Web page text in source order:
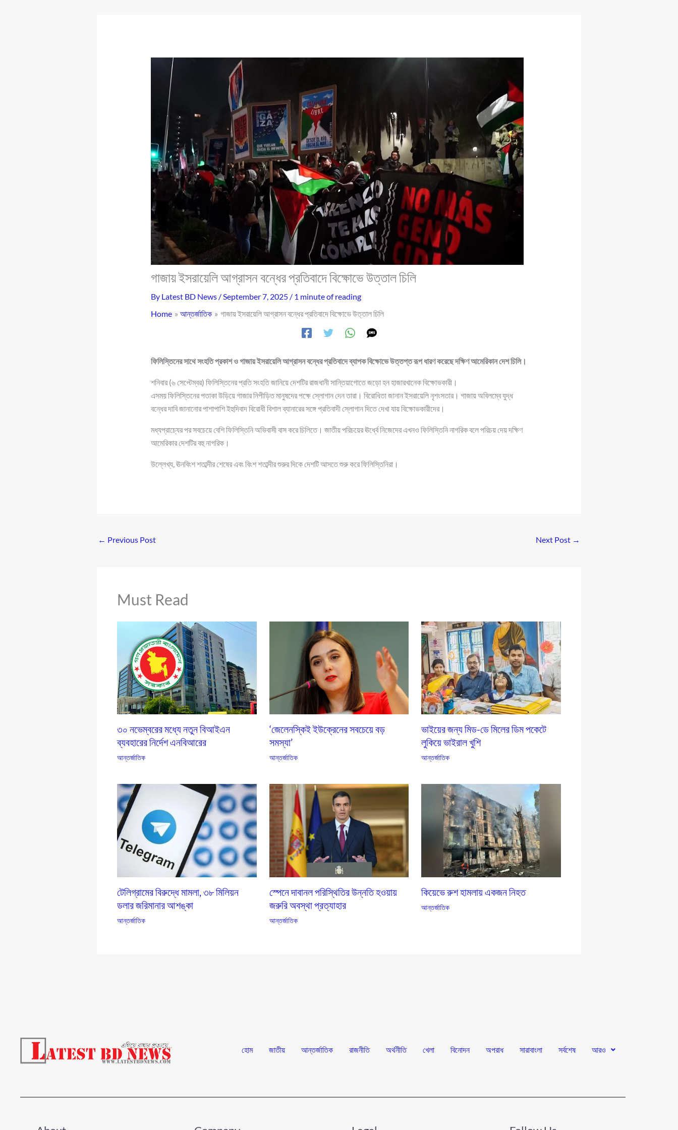
গাজায় ইসরায়েলি আগ্রাসন বন্ধের প্রতিবাদে বিক্ষোভে উত্তাল চিলি
By Latest BD News /September 7, 2025 / 1 minute of reading
Home
আন্তর্জাতিক গাজায় ইসরায়েলি আগ্রাসন বন্ধের প্রতিবাদে বিক্ষোভে উত্তাল চিলি
ফিলিস্তিনের সাথে সংহতি প্রকাশ ও গাজায় ইসরায়েলি আগ্রাসন বন্ধের প্রতিবাদে ব্যাপক বিক্ষোভে উত্তপ্ত রূপ ধারণ করেছে দক্ষিণ আমেরিকান দেশ চিলি।
শনিবার (৬ সেপ্টেম্বর) ফিলিস্তিনের প্রতি সংহতি জানিয়ে দেশটির রাজধানী সান্তিয়াগোতে জড়ো হন হাজারখানেক বিক্ষোভকারী।
এসময় ফিলিস্তিনের পতাকা উড়িয়ে গাজার নিপীড়িত মানুষদের পক্ষে স্লোগান দেন তারা। বিরোধিতা জানান ইসরায়েলি নৃশংসতার। গাজায় অবিলম্বে যুদ্ধ
বন্ধের দাবি জানানোর পাশাপাশি ইহুদিবাদ বিরোধী বিশাল ব্যানারের সঙ্গে প্রতিবাদী স্লোগান দিতে দেখা যায় বিক্ষোভকারীদের।
মধ্যপ্রাচ্যের পর সবচেয়ে বেশি ফিলিস্তিনি অভিবাসী বাস করে চিলিতে। জাতীয় পরিচয়ের ঊর্ধ্বে নিজেদের এখনও ফিলিস্তিনি নাগরিক বলে পরিচয় দেয় দক্ষিণ
আমেরিকার দেশটির বহু নাগরিক।
উল্লেখ্য, ঊনবিংশ শতাব্দীর শেষের এবং বিংশ শতাব্দীর শুরুর দিকে দেশটি আসতে শুরু করে ফিলিস্তিনিরা।
← Previous Post Next Post →
Must Read
৩০ নভেম্বরের মধ্যে নতুন বিআইএন
ব্যবহারের নির্দেশ এনবিআরের
আন্তর্জাতিক
‘জেলেনস্কিই ইউক্রেনের সবচেয়ে বড়
সমস্যা’
আন্তর্জাতিক
ভাইয়ের জন্য মিড-ডে মিলের ডিম পকেটে
লুকিয়ে ভাইরাল খুশি
আন্তর্জাতিক
টেলিগ্রামের বিরুদ্ধে মামলা, ৩৮ মিলিয়ন
ডলার জরিমানার আশঙ্কা
আন্তর্জাতিক
স্পেনে দাবানল পরিস্থিতির উন্নতি হওয়ায়
জরুরি অবস্থা প্রত্যাহার
আন্তর্জাতিক
কিয়েভে রুশ হামলায় একজন নিহত
আন্তর্জাতিক
হোম জাতীয় আন্তর্জাতিক রাজনীতি অর্থনীতি খেলা বিনোদন অপরাধ সারাবাংলা সর্বশেষ আরও